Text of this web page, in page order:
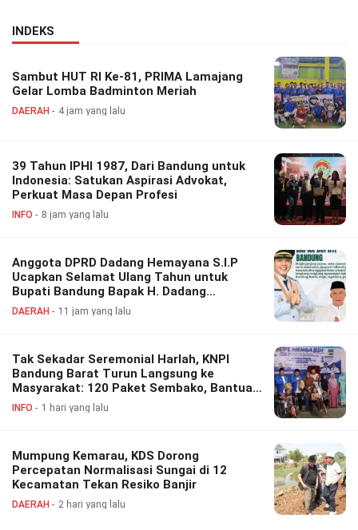
INDEKS
Sambut HUT RI Ke-81, PRIMA Lamajang
Gelar Lomba Badminton Meriah
DAERAH 4 jam yang lalu
39 Tahun IPHI 1987, Dari Bandung untuk
Indonesia: Satukan Aspirasi Advokat,
Perkuat Masa Depan Profesi
INFO 8 jam yang lalu
Anggota DPRD Dadang Hemayana S.I.P
Ucapkan Selamat Ulang Tahun untuk
Bupati Bandung Bapak H. Dadang
Supriatna
DAERAH 11 jam yang lalu
Tak Sekadar Seremonial Harlah, KNPI
Bandung Barat Turun Langsung ke
Masyarakat: 120 Paket Sembako, Bantuan
Disabilitas hingga Layanan Kesehatan
INFO 1 hari yang lalu
Mumpung Kemarau, KDS Dorong
Percepatan Normalisasi Sungai di 12
Kecamatan Tekan Resiko Banjir
DAERAH 2 hari yang lalu